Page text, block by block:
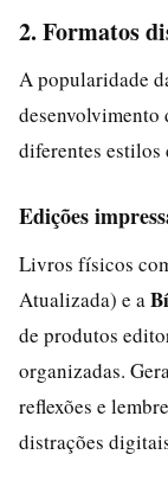
2. Formatos
A popularidade
desenvolvimento
diferentes estilos
Edições
Livros físicos
Atualizada) e a
de produtos
organizadas.
reflexões e
distrações